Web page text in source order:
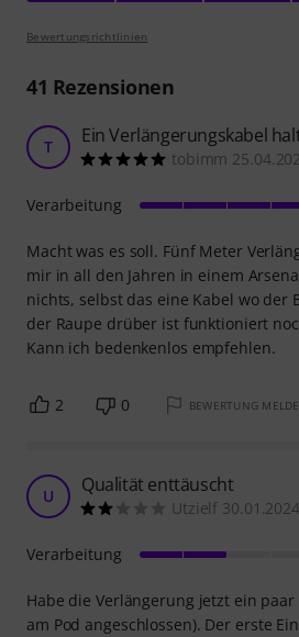
Bewertungsrichtlinien
41 Rezensionen
T Ein Verlängerungskabel
tobimm
Macht was es soll. Fünf Meter
mir in all den Jahren in einem
nichts, selbst das eine Kabel wo der
der Raupe drüber ist funktioniert
Kann ich bedenkenlos empfehlen.
Verarbeitung
2 0 BEWERTUNG
U Qualität enttäuscht
Utzielf 30.01.2024
Habe die Verlängerung jetzt ein
am Pod angeschlossen). Der erste
Verarbeitung